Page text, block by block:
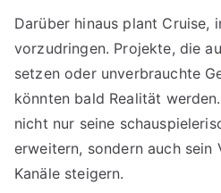
Darüber hinaus plant Cruise,
vorzudringen. Projekte, die
setzen oder unverbrauchte
könnten bald Realität
nicht nur seine
erweitern, sondern auch sein
Kanäle steigern.